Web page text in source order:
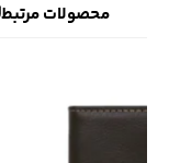
محصولات مرتبط